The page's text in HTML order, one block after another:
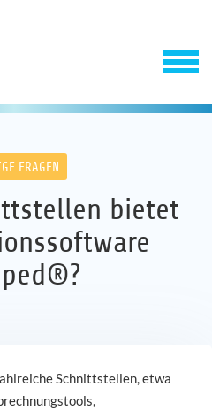
FRAGEN
bietet
Schnittstellen, etwa